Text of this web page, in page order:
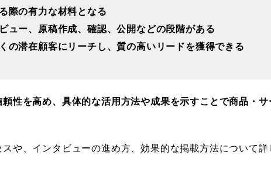
際の有力な材料となる
ュー、原稿作成、確認、公開などの段階がある
の潜在顧客にリーチし、質の高いリードを獲得できる
性を高め、具体的な活用方法や成果を示すことで商品・サ
や、インタビューの進め方、効果的な掲載方法について詳